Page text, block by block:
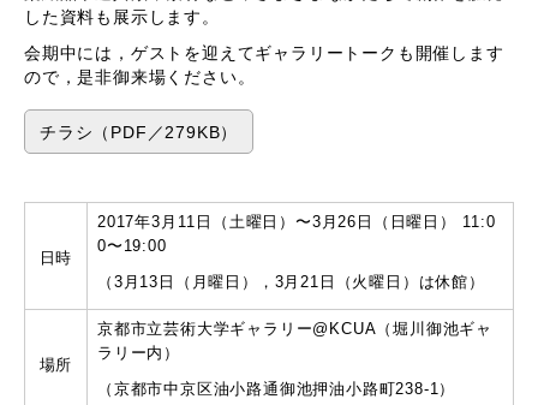
した資料も展示します。
会期中には，ゲストを迎えてギャラリートークも開催します
ので，是非御来場ください。
チラシ（PDF／279KB）
日時
2017年3月11日（土曜日）〜3月26日（日曜日） 11:0
0〜19:00
（3月13日（月曜日），3月21日（火曜日）は休館）
場所
京都市立芸術大学ギャラリー@KCUA（堀川御池ギャ
ラリー内）
（京都市中京区油小路通御池押油小路町238-1）